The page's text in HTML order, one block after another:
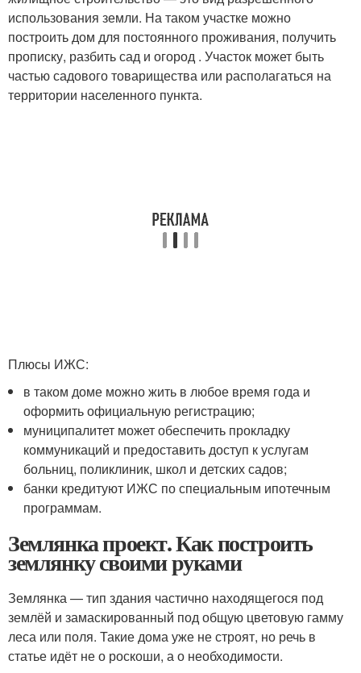
использования земли. На таком участке можно
построить дом для постоянного проживания, получить
прописку, разбить сад и огород . Участок может быть
частью садового товарищества или располагаться на
территории населенного пункта.
Плюсы ИЖС:
в таком доме можно жить в любое время года и
оформить официальную регистрацию;
муниципалитет может обеспечить прокладку
коммуникаций и предоставить доступ к услугам
больниц, поликлиник, школ и детских садов;
банки кредитуют ИЖС по специальным ипотечным
программам.
Землянка проект. Как построить
землянку своими руками
Землянка — тип здания частично находящегося под
землёй и замаскированный под общую цветовую гамму
леса или поля. Такие дома уже не строят, но речь в
статье идёт не о роскоши, а о необходимости.